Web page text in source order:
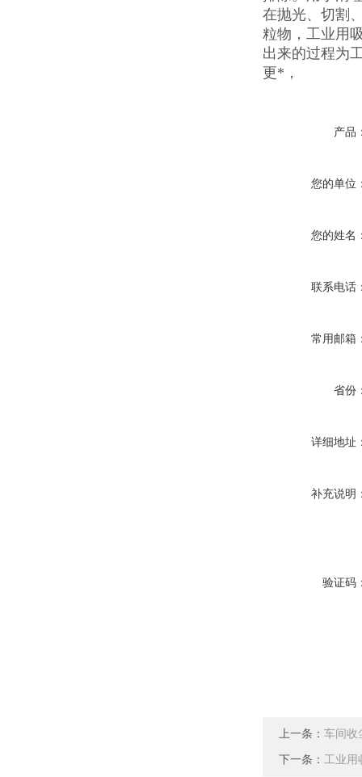
在抛光、切割
粒物，工业用
出来的过程为
更*，
产品
您的单位
您的姓名
联系电话
常用邮箱
省份
详细地址
补充说明
验证码
上一条： 车间收
下一条： 工业